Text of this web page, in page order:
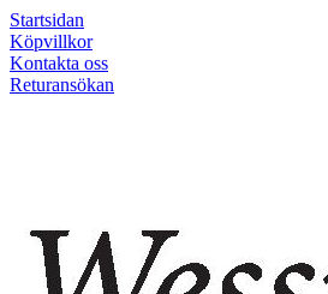
Startsidan
Köpvillkor
Kontakta oss
Returansökan